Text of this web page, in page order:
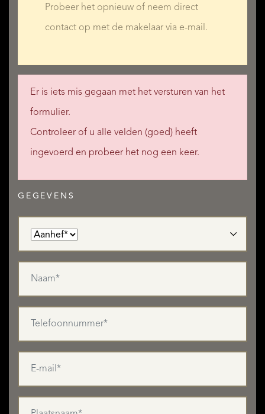
Probeer het opnieuw of neem direct
contact op met de makelaar via e-mail.
Er is iets mis gegaan met het versturen van het
formulier.
Controleer of u alle velden (goed) heeft
ingevoerd en probeer het nog een keer.
GEGEVENS